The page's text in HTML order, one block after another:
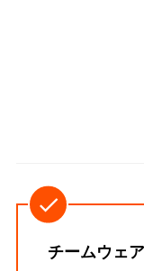
チームウェ